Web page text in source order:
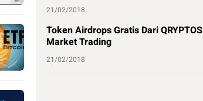
21/02/2018
Token Airdrops Gratis Dari QRYPTOS
Market Trading
21/02/2018